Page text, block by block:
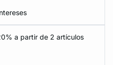
a partir de 2 artículos